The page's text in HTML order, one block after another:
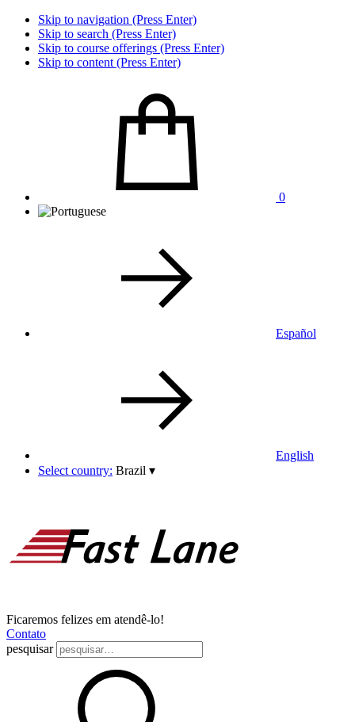
Skip to navigation (Press Enter)
Skip to search (Press Enter)
Skip to course offerings (Press Enter)
Skip to content (Press Enter)
0
Español
English
Select country: Brazil ▾
Ficaremos felizes em atendê-lo!
Contato
pesquisar